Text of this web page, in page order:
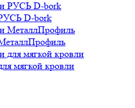
D-bork
мягкой кровли